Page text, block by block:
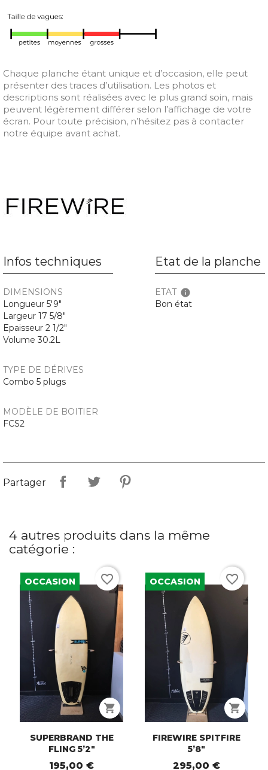
Chaque planche étant unique et d’occasion, elle peut
présenter des traces d’utilisation. Les photos et
descriptions sont réalisées avec le plus grand soin, mais
peuvent légèrement différer selon l’affichage de votre
écran. Pour toute précision, n’hésitez pas à contacter
notre équipe avant achat.
Infos techniques
DIMENSIONS
Longueur 5'9"
Largeur 17 5/8"
Epaisseur 2 1/2"
Volume 30.2L
TYPE DE DÉRIVES
Combo 5 plugs
MODÈLE DE BOITIER
FCS2
Etat de la planche
ETAT info
Bon état
Partager
4 autres produits dans la même
catégorie :
shopping_cart
SUPERBRAND THE
FLING 5’2"
195,00 €
OCCASION favorite_border
shopping_cart
FIREWIRE SPITFIRE
5’8"
295,00 €
OCCASION favorite_border